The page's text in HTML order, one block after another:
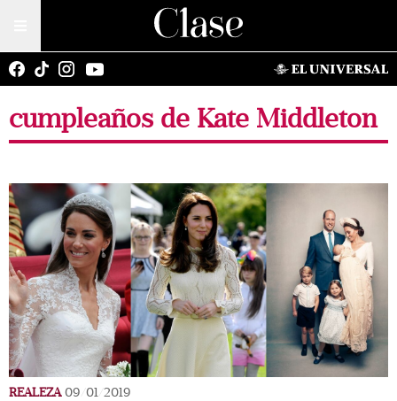
cumpleaños de Kate Middleton
REALEZA 09/01/2019